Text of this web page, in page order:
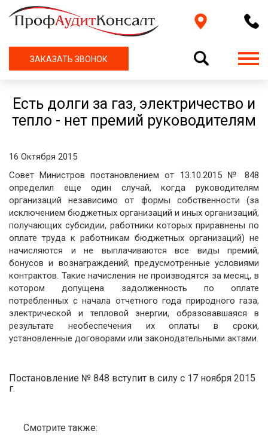
ЗАКАЗАТЬ ЗВОНОК
Есть долги за газ, электричество и
тепло - нет премий руководителям
16 Октября 2015
Совет Министров постановлением от 13.10.2015 № 848
определил еще один случай, когда руководителям
организаций независимо от формы собственности (за
исключением бюджетных организаций и иных организаций,
получающих субсидии, работники которых приравнены по
оплате труда к работникам бюджетных организаций) не
начисляются и не выплачиваются все виды премий,
бонусов и вознаграждений, предусмотренные условиями
контрактов. Такие начисления не производятся за месяц, в
котором допущена задолженность по оплате
потребленных с начала отчетного года природного газа,
электрической и тепловой энергии, образовавшаяся в
результате необеспечения их оплаты в сроки,
установленные договорами или законодательными актами.
Постановление № 848 вступит в силу с 17 ноября 2015
г.
Смотрите также: